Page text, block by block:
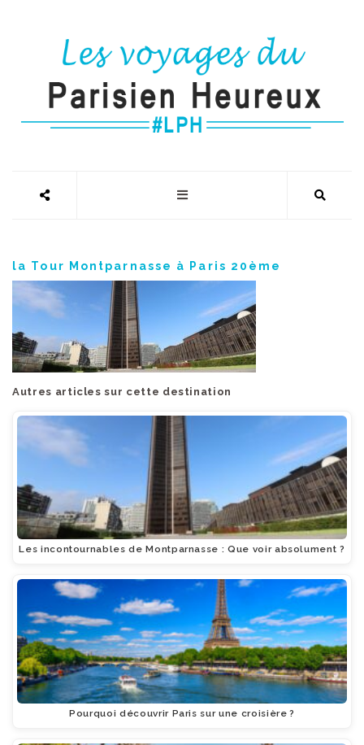
la Tour Montparnasse à Paris 20ème
Autres articles sur cette destination
Les incontournables de Montparnasse : Que voir absolument ?
Pourquoi découvrir Paris sur une croisière ?